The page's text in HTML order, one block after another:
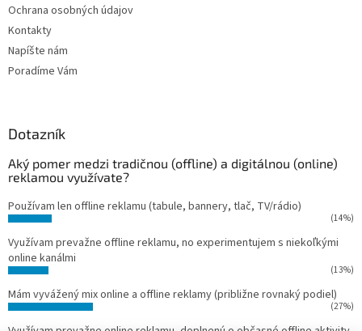
Ochrana osobných údajov
Kontakty
Napíšte nám
Poradíme Vám
Dotazník
Aký pomer medzi tradičnou (offline) a digitálnou (online)
reklamou využívate?
Používam len offline reklamu (tabule, bannery, tlač, TV/rádio)
(14%)
Využívam prevažne offline reklamu, no experimentujem s niekoľkými
online kanálmi
(13%)
Mám vyvážený mix online a offline reklamy (približne rovnaký podiel)
(27%)